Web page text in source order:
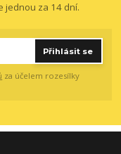
jednou za 14 dní.
Přihlásit se
za účelem rozesílky